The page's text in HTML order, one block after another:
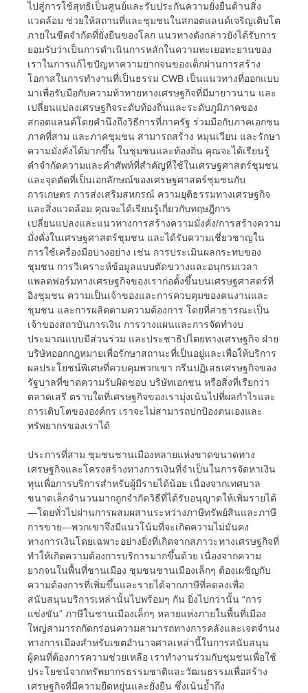
ไปสู่การใช้สุทธิเป็นศูนย์และรับประกันความยั่งยืนด้านสิ่ง
แวดล้อม ช่วยให้สถานที่และชุมชนในสกอตแลนด์เจริญเติบโต
ภายในขีดจำกัดที่ยั่งยืนของโลก แนวทางดังกล่าวยังได้รับการ
ยอมรับว่าเป็นการดำเนินการหลักในความทะเยอทะยานของ
เราในการแก้ไขปัญหาความยากจนของเด็กผ่านการสร้าง
โอกาสในการทำงานที่เป็นธรรม CWB เป็นแนวทางที่ออกแบบ
มาเพื่อรับมือกับความท้าทายทางเศรษฐกิจที่มีมายาวนาน และ
เปลี่ยนแปลงเศรษฐกิจระดับท้องถิ่นและระดับภูมิภาคของ
สกอตแลนด์โดยคำนึงถึงวิธีการที่ภาครัฐ ร่วมมือกับภาคเอกชน
ภาคที่สาม และภาคชุมชน สามารถสร้าง หมุนเวียน และรักษา
ความมั่งคั่งได้มากขึ้น ในชุมชนและท้องถิ่น คุณจะได้เรียนรู้
คำจำกัดความและคำศัพท์ที่สำคัญที่ใช้ในเศรษฐศาสตร์ชุมชน
และจุดตัดที่เป็นเอกลักษณ์ของเศรษฐศาสตร์ชุมชนกับ
การเกษตร การส่งเสริมสหกรณ์ ความยุติธรรมทางเศรษฐกิจ
และสิ่งแวดล้อม คุณจะได้เรียนรู้เกี่ยวกับทฤษฎีการ
เปลี่ยนแปลงและแนวทางการสร้างความมั่งคั่ง/การสร้างความ
มั่งคั่งในเศรษฐศาสตร์ชุมชน และได้รับความเชี่ยวชาญใน
การใช้เครื่องมือบางอย่าง เช่น การประเมินผลกระทบของ
ชุมชน การวิเคราะห์ข้อมูลแบบตัดขวางและอนุกรมเวลา
แพลตฟอร์มทางเศรษฐกิจของเราก่อตั้งขึ้นบนเศรษฐศาสตร์ที่
อิงชุมชน ความเป็นเจ้าของและการควบคุมของคนงานและ
ชุมชน และการผลิตตามความต้องการ โดยที่สาธารณะเป็น
เจ้าของสถาบันการเงิน การวางแผนและการจัดทำงบ
ประมาณแบบมีส่วนร่วม และประชาธิปไตยทางเศรษฐกิจ ฝ่าย
บริษัทออกกฎหมายเพื่อรักษาสถานะที่เป็นอยู่และเพื่อให้บริการ
ผลประโยชน์พิเศษที่ควบคุมพวกเขา กรีนปฏิเสธเศรษฐกิจของ
รัฐบาลที่ขาดความรับผิดชอบ บริษัทเอกชน หรือสิ่งที่เรียกว่า
ตลาดเสรี ตราบใดที่เศรษฐกิจของเรามุ่งเน้นไปที่ผลกำไรและ
การเติบโตขององค์กร เราจะไม่สามารถปกป้องตนเองและ
ทรัพยากรของเราได้
ประการที่สาม ชุมชนชานเมืองหลายแห่งขาดขนาดทาง
เศรษฐกิจและโครงสร้างทางการเงินที่จำเป็นในการจัดหาเงิน
ทุนเพื่อการบริการสำหรับผู้มีรายได้น้อย เนื่องจากเทศบาล
ขนาดเล็กจำนวนมากถูกจำกัดวิธีที่ได้รับอนุญาตให้เพิ่มรายได้
—โดยทั่วไปผ่านการผสมผสานระหว่างภาษีทรัพย์สินและภาษี
การขาย—พวกเขาจึงมีแนวโน้มที่จะเกิดความไม่มั่นคง
ทางการเงินโดยเฉพาะอย่างยิ่งที่เกิดจากสภาวะทางเศรษฐกิจที่
ทำให้เกิดความต้องการบริการมากขึ้นด้วย เนื่องจากความ
ยากจนในพื้นที่ชานเมือง ชุมชนชานเมืองเล็กๆ ต้องเผชิญกับ
ความต้องการที่เพิ่มขึ้นและรายได้จากภาษีที่ลดลงเพื่อ
สนับสนุนบริการเหล่านั้นไปพร้อมๆ กัน ยิ่งไปกว่านั้น “การ
แข่งขัน” ภาษีในชานเมืองเล็กๆ หลายแห่งภายในพื้นที่เมือง
ใหญ่สามารถกัดกร่อนความสามารถทางการคลังและเจตจำนง
ทางการเมืองสำหรับเขตอำนาจศาลเหล่านี้ในการสนับสนุน
ผู้คนที่ต้องการความช่วยเหลือ เราทำงานร่วมกับชุมชนเพื่อใช้
ประโยชน์จากทรัพยากรธรรมชาติและวัฒนธรรมเพื่อสร้าง
เศรษฐกิจที่มีความยืดหยุ่นและยั่งยืน ซึ่งเน้นย้ำถึง